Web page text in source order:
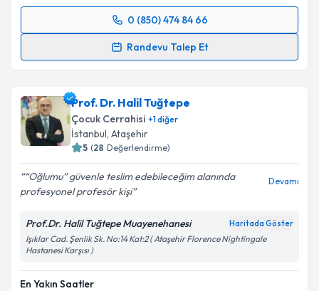
0 (850) 474 84 66
Randevu Talep Et
Randevu Takvimi Talebi
takvim hazırlandığında e-posta ile bilgilendireceğiz.
E-posta Adresiniz
Kişisel verilerimin işlenmesine ilişkin
kapsamda işlenmesini kabul ediyorum.
Takvim Talebini Gönder
Prof. Dr. Halil Tuğtepe
Çocuk Cerrahisi +1diğer
İstanbul, Ataşehir
5 (28 Değerlendirme)
“Oğlumu” güvenle teslim edebileceğim alanında
profesyonel profesör kişi
Devamı
Prof.Dr. Halil Tuğtepe Muayenehanesi Haritada Göster
Işıklar Cad. Şenlik Sk. No:14 Kat:2 ( Ataşehir Florence Nightingale
Hastanesi Karşısı )
En Yakın Saatler